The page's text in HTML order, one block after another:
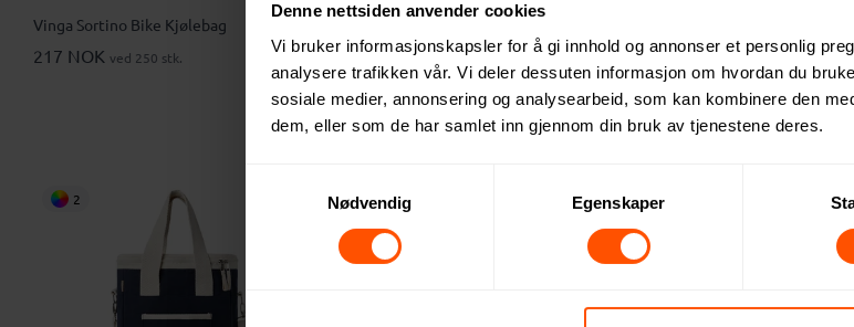
Denne nettsiden anvender cookies
Vi bruker informasjonskapsler for å gi innhold og annonser et personlig
analysere trafikken vår. Vi deler dessuten informasjon om hvordan du
sosiale medier, annonsering og analysearbeid, som kan kombinere den
dem, eller som de har samlet inn gjennom din bruk av tjenestene deres.
Nødvendig
Egenskaper
Vinga Sortino Bike Kjølebag
217 NOK ved 250 stk. 403 NOKved 50 stk. 286
2 4